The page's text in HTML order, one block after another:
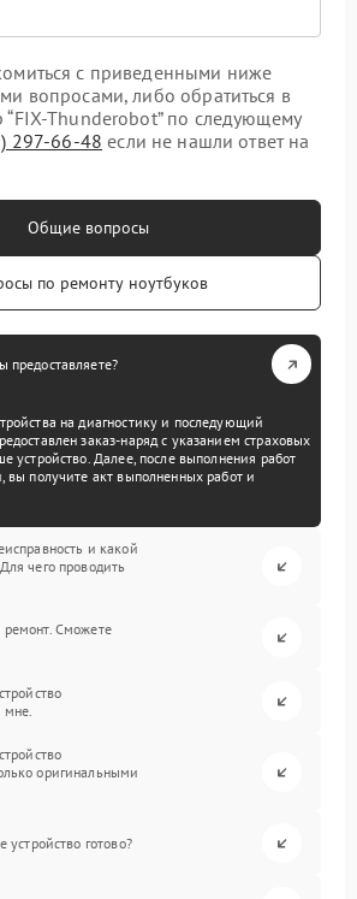
с приведенными ниже
вопросами, либо обратиться в
“FIX-Thunderobot” по следующему
297-66-48 если не нашли ответ на
Общие вопросы
по ремонту ноутбуков
предоставляете?
на диагностику и последующий
заказ-наряд с указанием страховых
устройство. Далее, после выполнения работ
вы получите акт выполненных работ и
и какой
чего проводить
Сможете
оригинальными
готово?